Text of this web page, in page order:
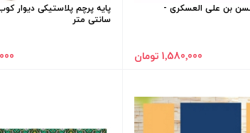
بن علی العسکری -
1٬580٬000 تومان
سانتی متر